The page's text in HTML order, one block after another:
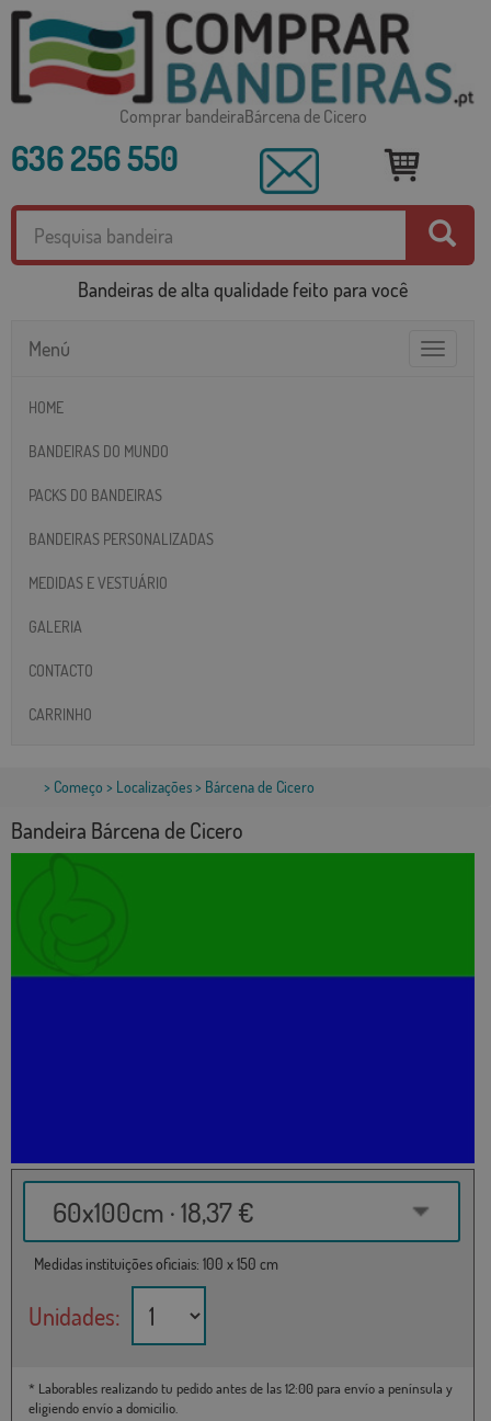
Comprar bandeiraBárcena de Cicero
636 256 550
Bandeiras de alta qualidade feito para você
Toggle
Menú
HOME
BANDEIRAS DO MUNDO
PACKS DO BANDEIRAS
BANDEIRAS PERSONALIZADAS
MEDIDAS E VESTUÁRIO
GALERIA
CONTACTO
CARRINHO
> Começo > Localizações> Bárcena de Cicero
Bandeira Bárcena de Cicero
60x100cm · 18,37 €
Medidas instituições oficiais: 100 x 150 cm
Unidades:
* Laborables realizando tu pedido antes de las 12:00 para envío a península y
eligiendo envío a domicilio.